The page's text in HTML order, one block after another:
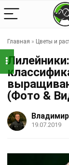
Главная » Цветы и
(Фото &
Владимир
19.07.2019